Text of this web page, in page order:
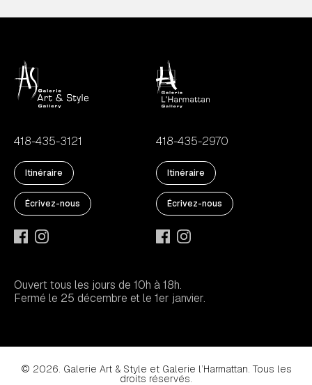
418-435-3121
Itinéraire
Écrivez-nous
418-435-2970
Itinéraire
Écrivez-nous
Ouvert tous les jours de 10h à 18h.
Fermé le 25 décembre et le 1er janvier.
© 2026. Galerie Art & Style et Galerie l’Harmattan. Tous les
droits réservés.